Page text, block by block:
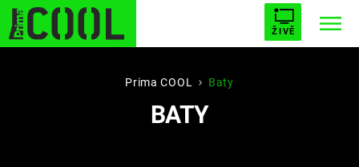
ŽIVĚ
BUFFY, PŘEMOŽITELKA UPÍRŮ
AVENGERS 5
Prima COOL Baty
BATY